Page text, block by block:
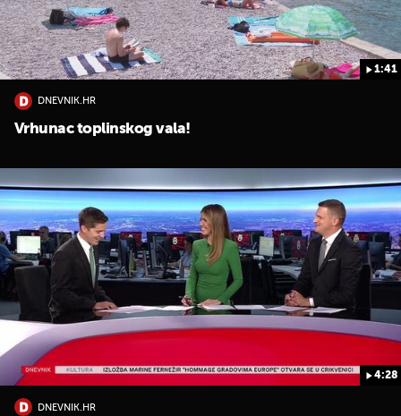
1:41
DNEVNIK.HR
Vrhunac toplinskog vala!
4:28
DNEVNIK.HR